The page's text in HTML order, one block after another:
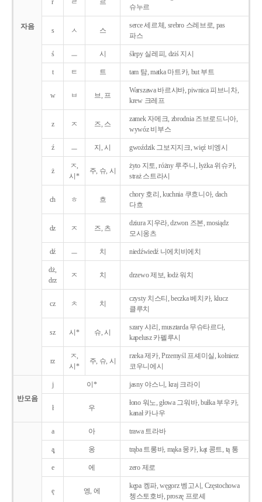
자음
r ㄹ 르
슈누르
s ㅅ 스
serce 세르체, srebro 스레브로, pas
파스
ś ㅡ 시 ślepy 실레피, dziś 지시
t ㅌ 트 tam 탐, matka 마트카, but 부트
w ㅂ 브, 프
Warszawa 바르샤바, piwnica 피브니차,
krew 크레프
z ㅈ 즈, 스
zamek 자메크, zbrodnia 즈브로드니아,
wywóz 비부스
ź ㅡ 지, 시 gwoździk 그보지지크, więź 비엥시
ż
ㅈ,
시*
주, 슈, 시
żyto 지토, różny 루주니, łyżka 위슈카,
straż 스트라시
ch ㅎ 흐
chory 호리, kuchnia 쿠흐니아, dach
다흐
dz ㅈ 즈, 츠
dziura 지우라, dzwon 즈본, mosiądz
모시옹츠
dź ㅡ 치 niedźwiedź 니에치비에치
dż,
drz
ㅈ 치 drzewo 제보, łodż 워치
cz ㅊ 치
czysty 치스티, beczka 베치카, klucz
클루치
sz 시* 슈, 시
szary 샤리, musztarda 무슈타르다,
kapelusz 카펠루시
rz
ㅈ,
시*
주, 슈, 시
rzeka 제카, Przemyśl 프셰미실, kołnierz
코우니에시
반모음
j 이* jasny 야스니, kraj 크라이
ł 우
łono 워노, głowa 그워바, bułka 부우카,
kanał 카나우
a 아 trawa 트라바
ą̨ 옹 trąba 트롱바, mąka 몽카, kąt 콩트, tą 통
e 에 zero 제로
ę 엥, 에
kępa 켕파, węgorz 벵고시, Częstochowa
쳉스토호바, proszę 프로셰